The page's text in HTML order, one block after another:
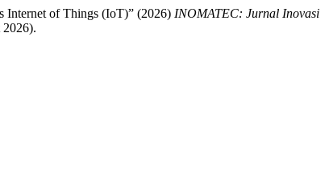
Internet of Things (IoT)” (2026) INOMATEC: Jurnal Inovasi
2026).